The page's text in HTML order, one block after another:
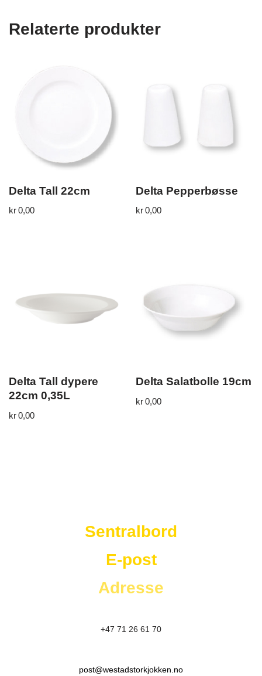
Relaterte produkter
Delta Tall 22cm
kr0,00
Delta Pepperbøsse
kr0,00
Delta Tall dypere
22cm 0,35L
kr0,00
Delta Salatbolle 19cm
kr0,00
Sentralbord
E-post
Adresse
+47 71 26 61 70
post@westadstorkjokken.no